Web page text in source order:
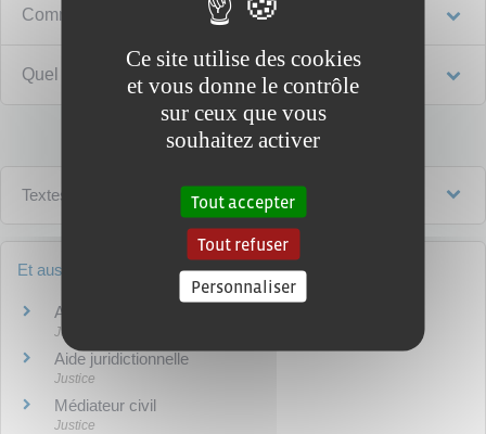
Comment se déroule la médiation ?
Quel est le coût de la médiation familiale ?
Textes de référence
Et aussi
Accès au droit et à la justice
Justice
Aide juridictionnelle
Justice
Médiateur civil
Justice
Ce site utilise des cookies
et vous donne le contrôle
sur ceux que vous
souhaitez activer
Tout accepter
Tout refuser
Personnaliser